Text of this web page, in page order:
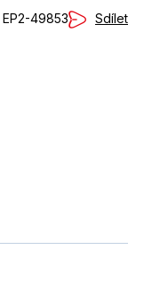
EP2-49853 Sdílet